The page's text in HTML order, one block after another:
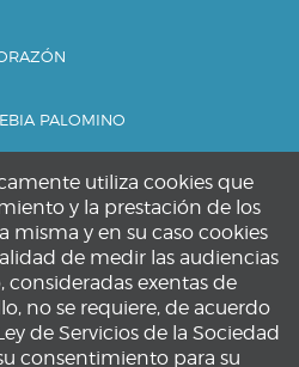
PALOMINO
utiliza cookies que
y la prestación de los
misma y en su caso cookies
de medir las audiencias
consideradas exentas de
no se requiere, de acuerdo
de Servicios de la Sociedad
consentimiento para su